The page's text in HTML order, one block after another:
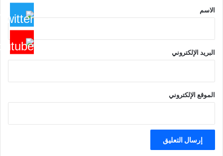
*
الاسم
البريد الإلكتروني
الموقع الإلكتروني